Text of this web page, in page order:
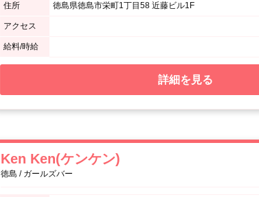
住所 徳島県徳島市栄町1丁目58 近藤ビル1F
アクセス
給料/時給
詳細を見る
Ken Ken(ケンケン)
徳島 / ガールズバー